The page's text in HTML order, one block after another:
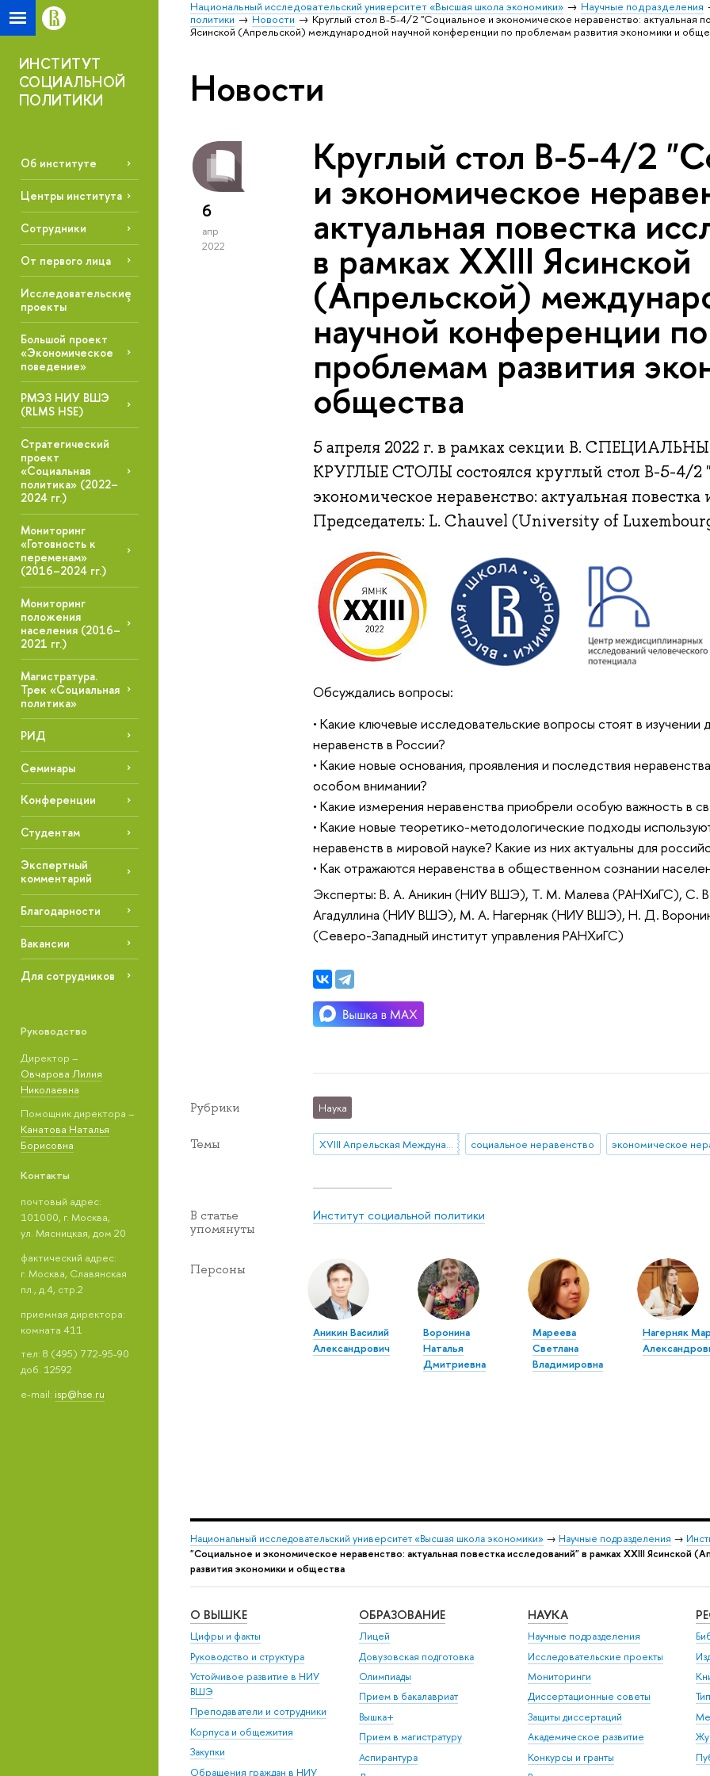
Национальный исследовательский университет «Высшая школа экономики» Научные подразделения
политики
Новости
Круглый стол B-5-4/2 "Социальное и экономическое неравенство: актуальная
Ясинской (Апрельской) международной научной конференции по проблемам развития экономики и
ИНСТИТУТ
СОЦИАЛЬНОЙ
ПОЛИТИКИ
Об институте
Центры института
Сотрудники
От первого лица
Исследовательские
проекты
Большой проект
«Экономическое
поведение»
РМЭЗ НИУ ВШЭ
(RLMS HSE)
Стратегический
проект
«Социальная
политика» (2022–
2024 гг.)
Мониторинг
«Готовность к
переменам»
(2016–2024 гг.)
Мониторинг
положения
населения (2016–
2021 гг.)
Магистратура.
Трек «Социальная
политика»
РИД
Семинары
Конференции
Студентам
Экспертный
комментарий
Благодарности
Вакансии
Для сотрудников
Руководство
Директор –
Овчарова Лилия
Николаевна
Помощник директора –
Канатова Наталья
Борисовна
Контакты
почтовый адрес:
101000, г. Москва,
ул. Мясницкая, дом 20
фактический адрес:
г. Москва, Славянская
пл., д.4, стр.2
приемная директора:
комната 411
тел: 8 (495) 772-95-90
доб. 12592
e-mail: isp@hse.ru
Новости
6
апр
2022
Круглый стол B-5-4/2
и экономическое
актуальная повестка
в рамках XXIII Ясинской
(Апрельской)
научной конференции по
проблемам развития
общества
5 апреля 2022 г. в рамках секции B.
КРУГЛЫЕ СТОЛЫ состоялся круглый стол B-5-4/2
экономическое неравенство: актуальная повестка
Председатель: L. Chauvel (University of
Обсуждались вопросы:
• Какие ключевые исследовательские вопросы стоят в
неравенств в России?
• Какие новые основания, проявления и последствия
особом внимании?
• Какие измерения неравенства приобрели особую важность в
• Какие новые теоретико-методологические подходы
неравенств в мировой науке? Какие из них актуальны для
• Как отражаются неравенства в общественном сознании
Эксперты: В. А. Аникин (НИУ ВШЭ), Т. М. Малева (РАНХиГС), С.
Агадуллина (НИУ ВШЭ), М. А. Нагерняк (НИУ ВШЭ), Н. Д.
(Северо-Западный институт управления РАНХиГС)
Рубрики Наука
Темы XVIII Апрельская Международная научная конферениция социальное неравенство
В статье
упомянуты
Институт социальной политики
Персоны
Аникин Василий
Александрович
Воронина
Наталья
Дмитриевна
Мареева
Светлана
Владимировна
Нагерняк
Национальный исследовательский университет «Высшая школа экономики» → Научные подразделения →
"Социальное и экономическое неравенство: актуальная повестка исследований" в рамках XXIII
развития экономики и общества
О ВЫШКЕ
Цифры и факты
Руководство и структура
Устойчивое развитие в НИУ
ВШЭ
Преподаватели и сотрудники
Корпуса и общежития
Закупки
Обращения граждан в НИУ
ОБРАЗОВАНИЕ
Лицей
Довузовская подготовка
Олимпиады
Прием в бакалавриат
Вышка+
Прием в магистратуру
Аспирантура
НАУКА
Научные подразделения
Исследовательские проекты
Мониторинги
Диссертационные советы
Защиты диссертаций
Академическое развитие
Конкурсы и гранты